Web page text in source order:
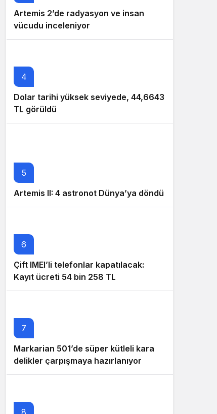
Artemis 2’de radyasyon ve insan
vücudu inceleniyor
4
Dolar tarihi yüksek seviyede, 44,6643
TL görüldü
5
Artemis II: 4 astronot Dünya’ya döndü
6
Çift IMEI’li telefonlar kapatılacak:
Kayıt ücreti 54 bin 258 TL
7
Markarian 501’de süper kütleli kara
delikler çarpışmaya hazırlanıyor
8